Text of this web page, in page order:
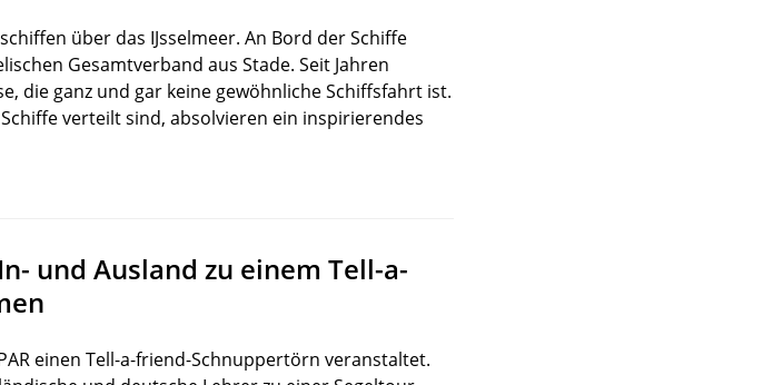
über das IJsselmeer. An Bord der Schiffe
Gesamtverband aus Stade. Seit Jahren
die ganz und gar keine gewöhnliche Schiffsfahrt ist.
verteilt sind, absolvieren ein inspirierendes
und Ausland zu einem Tell-a-
einen Tell-a-friend-Schnuppertörn veranstaltet.